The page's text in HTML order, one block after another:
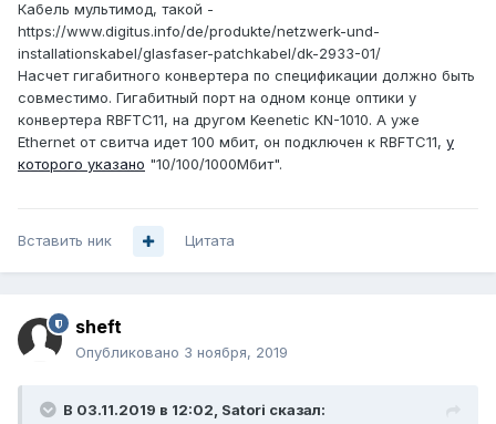
Кабель мультимод, такой -
https://www.digitus.info/de/produkte/netzwerk-und-
installationskabel/glasfaser-patchkabel/dk-2933-01/
Насчет гигабитного конвертера по спецификации должно быть
совместимо. Гигабитный порт на одном конце оптики у
конвертера RBFTC11, на другом Keenetic KN-1010. А уже
Ethernet от свитча идет 100 мбит, он подключен к RBFTC11, у
которого указано "10/100/1000Мбит".
Вставить ник Цитата
sheft
Опубликовано 3 ноября, 2019
В 03.11.2019 в 12:02, Satori сказал: